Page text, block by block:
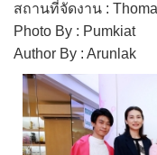
สถานที่จัดงาน :
Photo By : Pumkiat
Author By : Arunlak